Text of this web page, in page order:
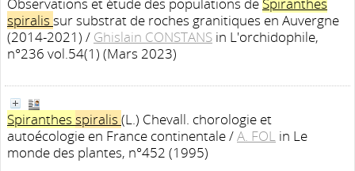
spiralis sur substrat de roches granitiques en Auvergne
(2014-2021) / Ghislain CONSTANS in L'orchidophile,
n°236 vol.54(1) (Mars 2023)
Spiranthes spiralis (L.) Chevall. chorologie et
autoécologie en France continentale/A. FOL in Le
monde des plantes, n°452 (1995)